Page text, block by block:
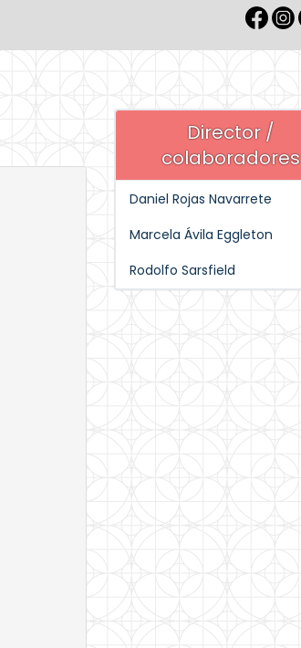
Director /
colaboradores
Daniel Rojas Navarrete
Marcela Ávila Eggleton
Rodolfo Sarsfield